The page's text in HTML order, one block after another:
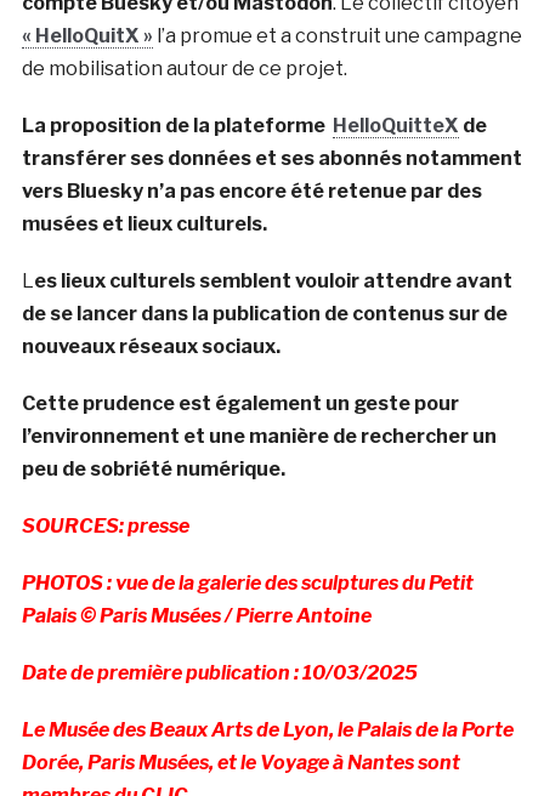
« HelloQuitX » l’a promue et a construit une campagne
de mobilisation autour de ce projet.
La proposition de la plateforme HelloQuitteX de
transférer ses données et ses abonnés notamment
vers Bluesky n’a pas encore été retenue par des
musées et lieux culturels.
Les lieux culturels semblent vouloir attendre avant
de se lancer dans la publication de contenus sur de
nouveaux réseaux sociaux.
Cette prudence est également un geste pour
l’environnement et une manière de rechercher un
peu de sobriété numérique.
SOURCES: presse
PHOTOS : vue de la galerie des sculptures du Petit
Palais © Paris Musées / Pierre Antoine
Date de première publication : 10/03/2025
Le Musée des Beaux Arts de Lyon, le Palais de la Porte
Dorée, Paris Musées, et le Voyage à Nantes sont